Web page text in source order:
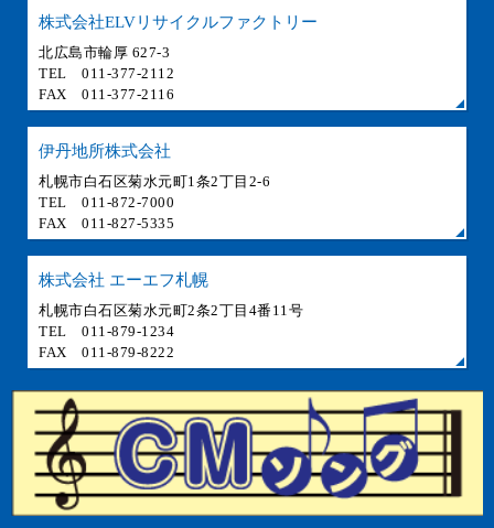
株式会社ELVリサイクルファクトリー
北広島市輪厚 627-3
TEL 011-377-2112
FAX 011-377-2116
伊丹地所株式会社
札幌市白石区菊水元町1条2丁目2-6
TEL 011-872-7000
FAX 011-827-5335
株式会社 エーエフ札幌
札幌市白石区菊水元町2条2丁目4番11号
TEL 011-879-1234
FAX 011-879-8222